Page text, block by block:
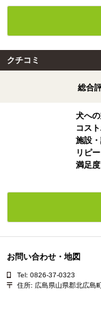
クチコミ
総合
犬へ
コス
施設
リピ
満足度
お問い合わせ・地図
Tel: 0826-37-0323
住所: 広島県山県郡北広島